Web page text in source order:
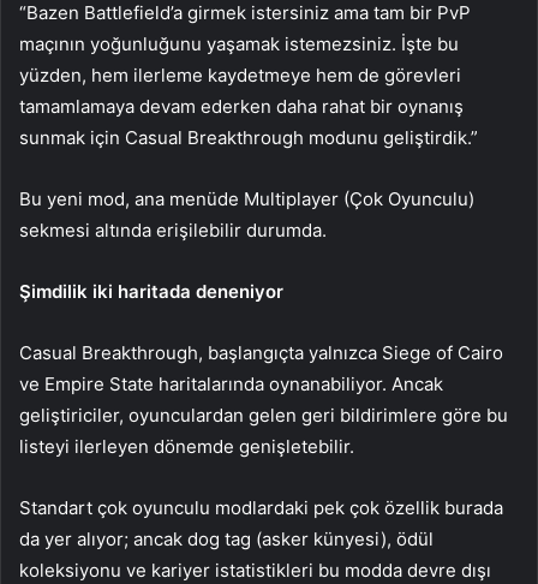
“Bazen Battlefield’a girmek istersiniz ama tam bir PvP
maçının yoğunluğunu yaşamak istemezsiniz. İşte bu
yüzden, hem ilerleme kaydetmeye hem de görevleri
tamamlamaya devam ederken daha rahat bir oynanış
sunmak için Casual Breakthrough modunu geliştirdik.”
Bu yeni mod, ana menüde Multiplayer (Çok Oyunculu)
sekmesi altında erişilebilir durumda.
Şimdilik iki haritada deneniyor
Casual Breakthrough, başlangıçta yalnızca Siege of Cairo
ve Empire State haritalarında oynanabiliyor. Ancak
geliştiriciler, oyunculardan gelen geri bildirimlere göre bu
listeyi ilerleyen dönemde genişletebilir.
Standart çok oyunculu modlardaki pek çok özellik burada
da yer alıyor; ancak dog tag (asker künyesi), ödül
koleksiyonu ve kariyer istatistikleri bu modda devre dışı